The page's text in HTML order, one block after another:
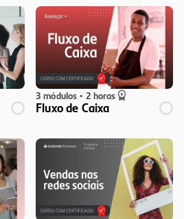
3 módulos • 2 horas
Fluxo de Caixa